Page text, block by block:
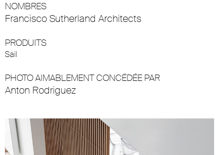
NOMBRES
Francisco Sutherland Architects
PRODUITS
Sail
PHOTO AIMABLEMENT CONCÉDÉE PAR
Anton Rodriguez